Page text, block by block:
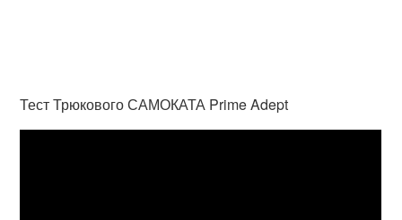
Тест Трюкового САМОКАТА Prime Adept